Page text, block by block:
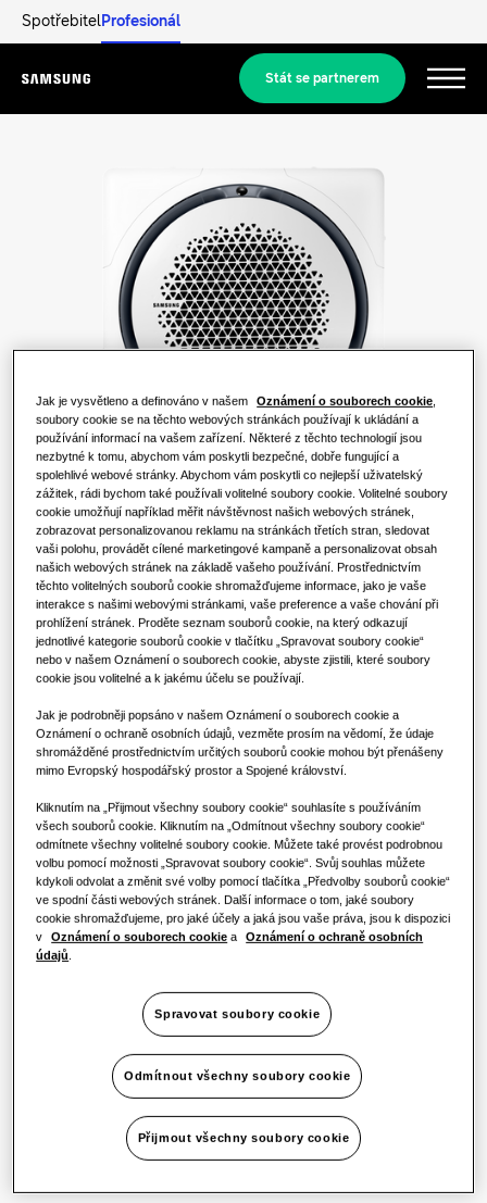
SpotřebitelProfesionál
Menu
Stát se partnerem
Produkty
Produkty Hero
Naše řešení
ŘEŠENÍ PRO VÁŠ DOMOV
Řešení tepelných čerpadel
ŘEŠENÍ PRO KOMERČNÍ BUDOVY.
Klimatizační řešení
Ovladače
REZIDENČNÍ ŘEŠENÍ
Co je tepelné čerpadlo a jak funguje?
Výhody tepelného čerpadla
Co je to klimatizace a jak funguje?
KOMERČNÍ ŘEŠENÍ
Hotely
Maloobchod
Restaurace
Kancelář
Udržitelnost
SmartThings Pro
Profesionálové
O společnosti Samsung
VÝKON 5.2KW VYTÁPĚNÍ CHLAZENÍ
AC052BN6PKG/EU
Kompatibilní s DVM
AC052BXAPKG/EU
AC071BXAPKG/EU AC071BXAPNG/EU
AC100BXAPKG/EU,AC100BXAPNG/EU,AC120BXAPNG/EU
Dostupná kapacita
5.2KW 7.1KW 10.0KW 12.0KW
14.0KW
Jak je vysvětleno a definováno v našem Oznámení o souborech cookie,
soubory cookie se na těchto webových stránkách používají k ukládání a
používání informací na vašem zařízení. Některé z těchto technologií jsou
nezbytné k tomu, abychom vám poskytli bezpečné, dobře fungující a
spolehlivé webové stránky. Abychom vám poskytli co nejlepší uživatelský
zážitek, rádi bychom také používali volitelné soubory cookie. Volitelné soubory
cookie umožňují například měřit návštěvnost našich webových stránek,
zobrazovat personalizovanou reklamu na stránkách třetích stran, sledovat
vaši polohu, provádět cílené marketingové kampaně a personalizovat obsah
našich webových stránek na základě vašeho používání. Prostřednictvím
těchto volitelných souborů cookie shromažďujeme informace, jako je vaše
interakce s našimi webovými stránkami, vaše preference a vaše chování při
prohlížení stránek. Proděte seznam souborů cookie, na který odkazují
jednotlivé kategorie souborů cookie v tlačítku „Spravovat soubory cookie“
nebo v našem Oznámení o souborech cookie, abyste zjistili, které soubory
cookie jsou volitelné a k jakému účelu se používají.
Jak je podrobněji popsáno v našem Oznámení o souborech cookie a
Oznámení o ochraně osobních údajů, vezměte prosím na vědomí, že údaje
shromážděné prostřednictvím určitých souborů cookie mohou být přenášeny
mimo Evropský hospodářský prostor a Spojené království.
Kliknutím na „Přijmout všechny soubory cookie“ souhlasíte s používáním
všech souborů cookie. Kliknutím na „Odmítnout všechny soubory cookie“
odmítnete všechny volitelné soubory cookie. Můžete také provést podrobnou
volbu pomocí možnosti „Spravovat soubory cookie“. Svůj souhlas můžete
kdykoli odvolat a změnit své volby pomocí tlačítka „Předvolby souborů cookie“
ve spodní části webových stránek. Další informace o tom, jaké soubory
cookie shromažďujeme, pro jaké účely a jaká jsou vaše práva, jsou k dispozici
v
Oznámení o souborech cookie a
Oznámení o ochraně osobních
údajů.
Spravovat soubory cookie
Odmítnout všechny soubory cookie
Přijmout všechny soubory cookie